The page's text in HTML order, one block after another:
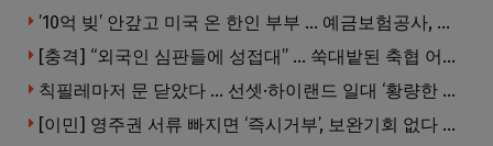
’10억 빚’ 안갚고 미국 온 한인 부부 … 예금보험공사, 미국서 소송
[충격] “외국인 심판들에 성접대” … 쑥대밭된 축협 어디까지 추락하나
칙필레마저 문 닫았다 … 선셋·하이랜드 일대 ‘황량한 거리’로
[이민] 영주권 서류 빠지면 ‘즉시거부’, 보완기회 없다 … 이민심사 8월부터 확 바뀐다